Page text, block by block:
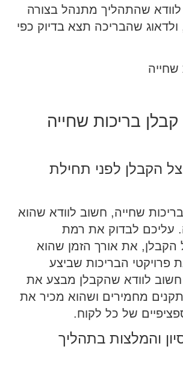
שהתהליך מתנהל בצורה
ולדאוג שהבריכה תצא בדיוק כפי
בריכות שחייה
הקבלן לפני תחילת
שחייה, חשוב לוודא שהוא
עליכם לבדוק את רמת
הקבלן, את אורך הזמן שהוא
פרויקטי הבריכות שביצע
לוודא שהקבלן מבצע את
מחמירים ושהוא מכיר את
של כל לקוח.
והמלצות בתהליך